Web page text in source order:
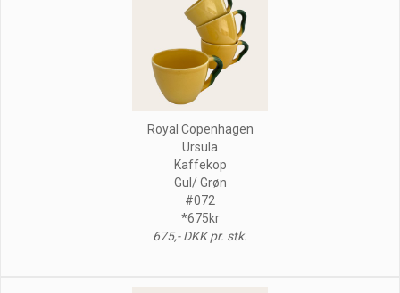
Royal Copenhagen
Ursula
Kaffekop
Gul/ Grøn
#072
*675kr
675,- DKK pr. stk.